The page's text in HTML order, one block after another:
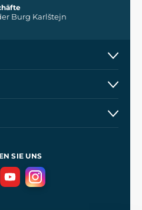
Burg Karlštejn
SIE UNS